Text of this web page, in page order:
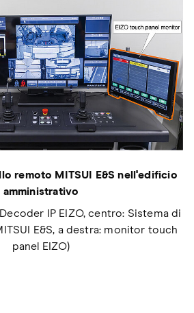
remoto MITSUI E&S nell'edificio
amministrativo
IP EIZO, centro: Sistema di
E&S, a destra: monitor touch
panel EIZO)